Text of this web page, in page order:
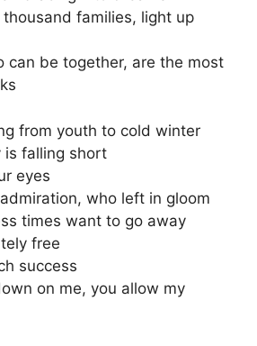
families, light up
can be together, are the most
from youth to cold winter
is falling short
eyes
who left in gloom
times want to go away
free
success
on me, you allow my